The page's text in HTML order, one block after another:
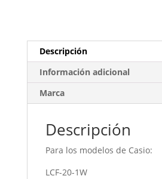
Descripción
Información adicional
Marca
Descripción
Para los modelos de Casio:
LCF-20-1W